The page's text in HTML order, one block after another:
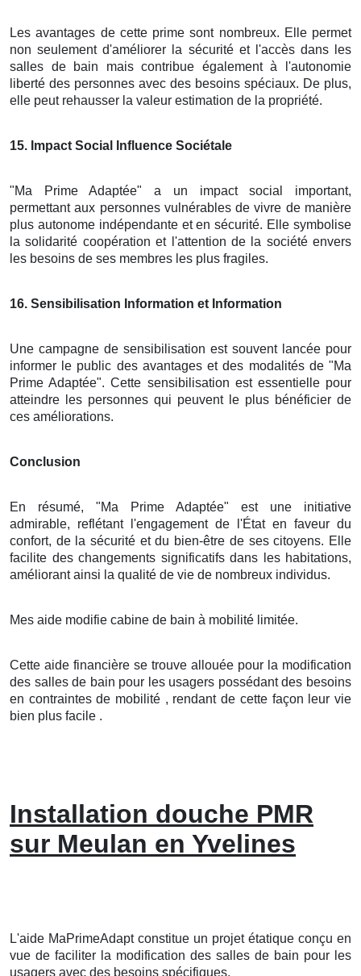
Les avantages de cette prime sont nombreux. Elle permet
non seulement d'améliorer la sécurité et l'accès dans les
salles de bain mais contribue également à l'autonomie
liberté des personnes avec des besoins spéciaux. De plus,
elle peut rehausser la valeur estimation de la propriété.
15. Impact Social Influence Sociétale
"Ma Prime Adaptée" a un impact social important,
permettant aux personnes vulnérables de vivre de manière
plus autonome indépendante et en sécurité. Elle symbolise
la solidarité coopération et l'attention de la société envers
les besoins de ses membres les plus fragiles.
16. Sensibilisation Information et Information
Une campagne de sensibilisation est souvent lancée pour
informer le public des avantages et des modalités de "Ma
Prime Adaptée". Cette sensibilisation est essentielle pour
atteindre les personnes qui peuvent le plus bénéficier de
ces améliorations.
Conclusion
En résumé, "Ma Prime Adaptée" est une initiative
admirable, reflétant l'engagement de l'État en faveur du
confort, de la sécurité et du bien-être de ses citoyens. Elle
facilite des changements significatifs dans les habitations,
améliorant ainsi la qualité de vie de nombreux individus.
Mes aide modifie cabine de bain à mobilité limitée.
Cette aide financière se trouve allouée pour la modification
des salles de bain pour les usagers possédant des besoins
en contraintes de mobilité , rendant de cette façon leur vie
bien plus facile .
Installation douche PMR
sur Meulan en Yvelines
L'aide MaPrimeAdapt constitue un projet étatique conçu en
vue de faciliter la modification des salles de bain pour les
usagers avec des besoins spécifiques.